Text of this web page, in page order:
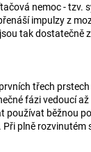
nemoc -
impulzy z
tak
třech
fázi vedoucí
běžnou
plně